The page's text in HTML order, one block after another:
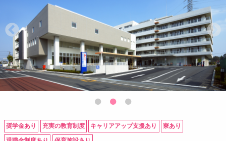
奨学金あり 充実の教育制度 キャリアアップ支援あり 寮あり